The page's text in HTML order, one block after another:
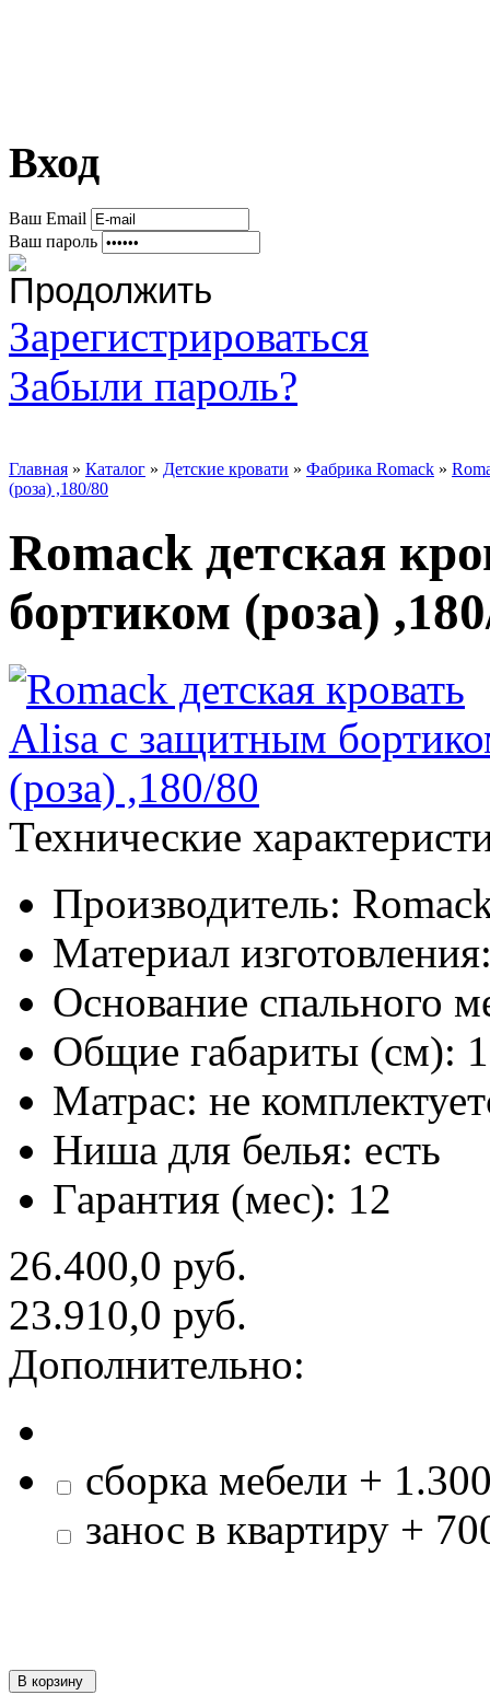
Вход
Ваш Email
Ваш пароль
Зарегистрироваться
Забыли пароль?
Главная » Каталог » Детские кровати » Фабрика Romack »
(роза) ,180/80
Romack детская
бортиком (роза)
Технические
Производитель:
Материал
Основание спального
Общие габариты (см):
Матрас: не
Ниша для белья: есть
Гарантия (мес): 12
26.400,0 руб.
23.910,0 руб.
Дополнительно:
сборка мебели +
занос в квартиру +